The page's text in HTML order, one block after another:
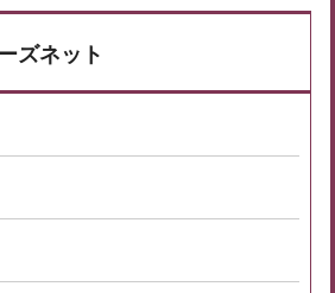
ズネット